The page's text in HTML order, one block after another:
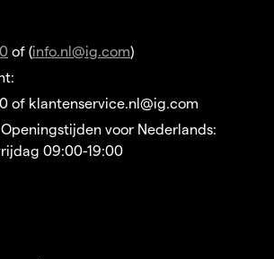
of (info.nl@ig.com)
of klantenservice.nl@ig.com
voor Nederlands:
09:00-19:00